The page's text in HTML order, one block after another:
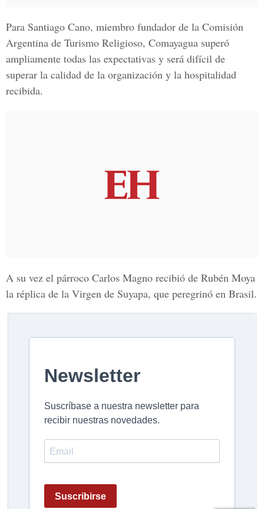
Para Santiago Cano, miembro fundador de la Comisión
Argentina de Turismo Religioso, Comayagua superó
ampliamente todas las expectativas y será difícil de
superar la calidad de la organización y la hospitalidad
recibida.
A su vez el párroco Carlos Magno recibió de Rubén Moya
la réplica de la Virgen de Suyapa, que peregrinó en Brasil.